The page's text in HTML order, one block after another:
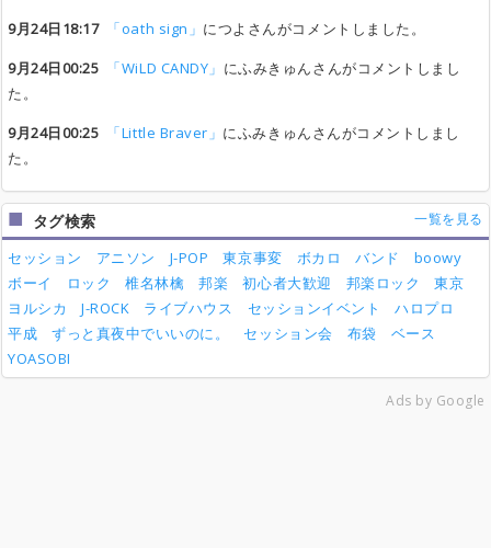
9月24日18:17
「oath sign」 につよさんがコメントしました。
9月24日00:25
「WiLD CANDY」 にふみきゅんさんがコメントしまし
た。
9月24日00:25
「Little Braver」 にふみきゅんさんがコメントしまし
た。
タグ検索 一覧を見る
セッション アニソン J-POP 東京事変 ボカロ バンド
boowy
ボーイ
ロック 椎名林檎 邦楽 初心者大歓迎 邦楽ロック
東京
ヨルシカ
J-ROCK ライブハウス セッションイベント
ハロプロ
平成
ずっと真夜中でいいのに。 セッション会 布袋
ベース
YOASOBI
Ads by Google